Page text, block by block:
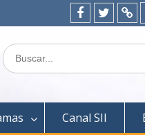
Facebook
Twitter
Buscar:
Canal SII